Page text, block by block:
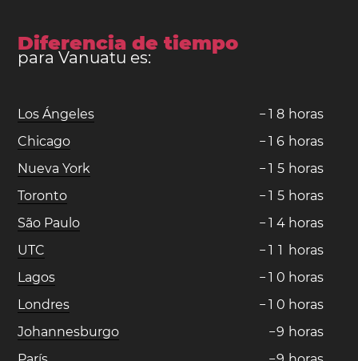
Diferencia de tiempo
para Vanuatu es:
Los Ángeles − 1 8 horas
Chicago
− 1 6 horas
Nueva York
− 1 5 horas
Toronto
− 1 5 horas
São Paulo
− 1 4 horas
UTC
− 1 1 horas
Lagos
− 1 0 horas
Londres
− 1 0 horas
Johannesburgo
−9 horas